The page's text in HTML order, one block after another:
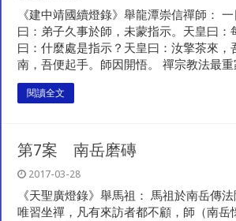
《建中靖國續燈錄》舉龍潭崇信禪師：
曰：弟子久事於師，未蒙指示。天皇曰：
曰：什麼處是指示？天皇曰：汝擎茶來，
南，吾便起手。師因開悟。 禪宗教法最重
閱讀全文
第7案 南岳磨磚
2017-03-28
《天聖廣燈錄》舉馬祖： 馬祖於南岳傳
唯習坐禪，凡有來訪者都不顧，師（南岳